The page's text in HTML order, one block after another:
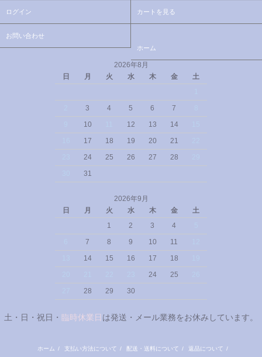
ログイン カートを見る
お問い合わせ
ホーム
2026年8月
日
月 火 水 木 金
土
3 4 5 6 7
10 12 13 14
17 18 19 20 21
24 25 26 27 28
31
2026年9月
日
月 火 水 木 金
土
1
2 3 4
7 8 9 10 11
14 15 16 17 18
24 25
28 29 30
土・日・祝日・ 臨時休業日 は発送・メール業務をお休みしています。
ホーム / 支払い方法について / 配送・送料について / 返品について /